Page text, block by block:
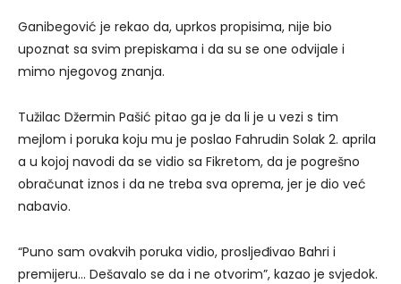
Ganibegović je rekao da, uprkos propisima, nije bio
upoznat sa svim prepiskama i da su se one odvijale i
mimo njegovog znanja.
Tužilac Džermin Pašić pitao ga je da li je u vezi s tim
mejlom i poruka koju mu je poslao Fahrudin Solak 2. aprila
a u kojoj navodi da se vidio sa Fikretom, da je pogrešno
obračunat iznos i da ne treba sva oprema, jer je dio već
nabavio.
“Puno sam ovakvih poruka vidio, prosljeđivao Bahri i
premijeru… Dešavalo se da i ne otvorim”, kazao je svjedok.